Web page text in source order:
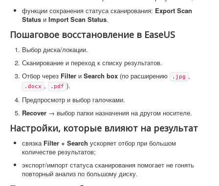
функции сохранения статуса сканирования: Export Scan
Status и Import Scan Status.
Пошаговое восстановление в EaseUS
Выбор диска/локации.
Сканирование и переход к списку результатов.
Отбор через Filter и Search box (по расширению .jpg ,
.docx , .pdf ).
Предпросмотр и выбор галочками.
Recover → выбор папки назначения на другом носителе.
Настройки, которые влияют на результат
связка Filter + Search ускоряет отбор при большом
количестве результатов;
экспорт/импорт статуса сканирования помогает не гонять
повторный анализ по большому диску.